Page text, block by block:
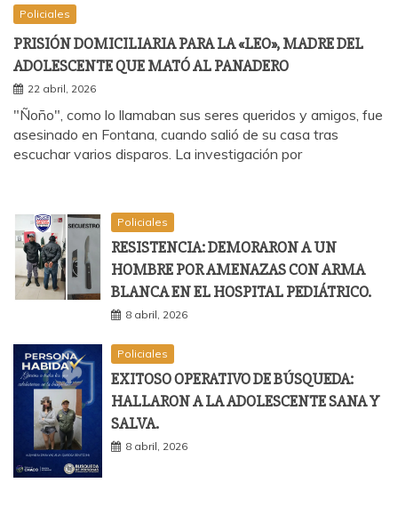
Policiales
PRISIÓN DOMICILIARIA PARA LA «LEO», MADRE DEL
ADOLESCENTE QUE MATÓ AL PANADERO
22 abril, 2026
"Ñoño", como lo llamaban sus seres queridos y amigos, fue
asesinado en Fontana, cuando salió de su casa tras
escuchar varios disparos. La investigación por
Policiales
RESISTENCIA: DEMORARON A UN
HOMBRE POR AMENAZAS CON ARMA
BLANCA EN EL HOSPITAL PEDIÁTRICO.
8 abril, 2026
Policiales
EXITOSO OPERATIVO DE BÚSQUEDA:
HALLARON A LA ADOLESCENTE SANA Y
SALVA.
8 abril, 2026